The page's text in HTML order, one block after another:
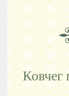
Ковчег